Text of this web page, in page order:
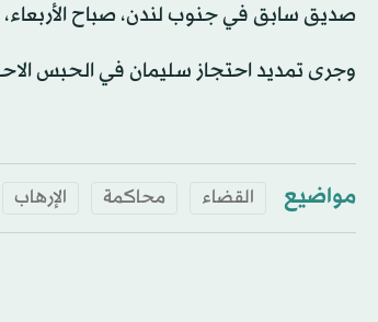
صديق سابق في جنوب لندن، صباح
وجرى تمديد احتجاز سليمان في ​الحبس
مواضيع القضاء محاكمة الإرهاب